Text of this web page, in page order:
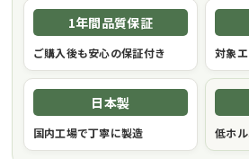
1年間品質保証
ご購入後も安心の保証付き 対象
日本製
国内工場で丁寧に製造 低ホ